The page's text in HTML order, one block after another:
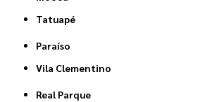
Tatuapé
Paraíso
Vila Clementino
Real Parque